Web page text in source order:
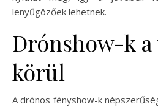
lenyűgözőek lehetnek.
Drónshow-k
körül
A drónos fényshow-k